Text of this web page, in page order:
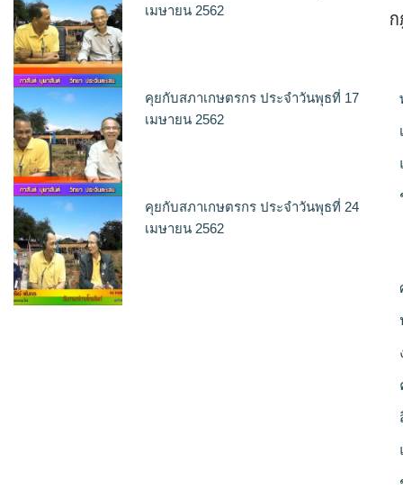
เมษายน 2562
คุยกับสภาเกษตรกร ประจำวันพุธที่ 17
เมษายน 2562
คุยกับสภาเกษตรกร ประจำวันพุธที่ 24
เมษายน 2562